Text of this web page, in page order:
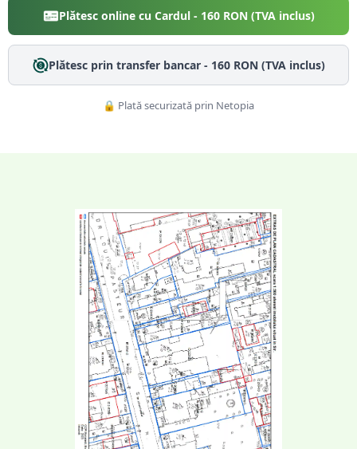
Plătesc online cu Cardul - 160RON (TVA inclus)
Plătesc prin transfer bancar - 160RON (TVA inclus)
🔒 Plată securizată prin Netopia